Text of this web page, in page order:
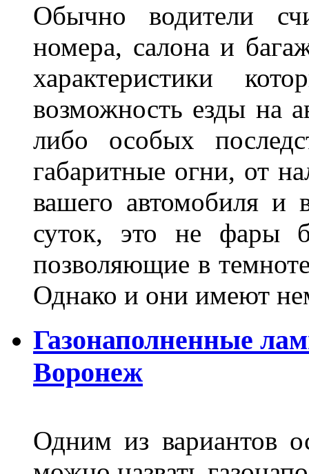
Обычно водители
номера, салона и
характеристики
возможность езды на
либо особых
габаритные огни, от
вашего автомобиля и
суток, это не фары
позволяющие в
Однако и они имеют
Газонаполненные
Воронеж
Одним из вариантов